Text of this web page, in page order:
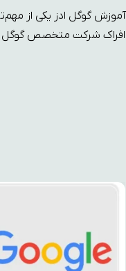
آموزش گوگل ادز یکی از
افراک شرکت متخصص گوگل